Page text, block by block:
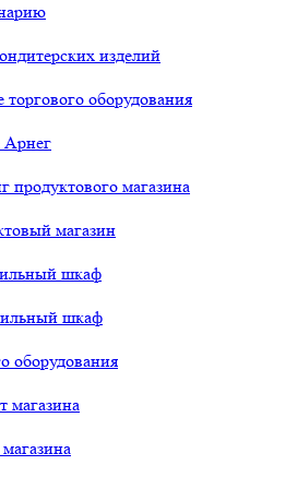
изделий
оборудования
Арнег
продуктового магазина
магазин
шкаф
шкаф
оборудования
магазина